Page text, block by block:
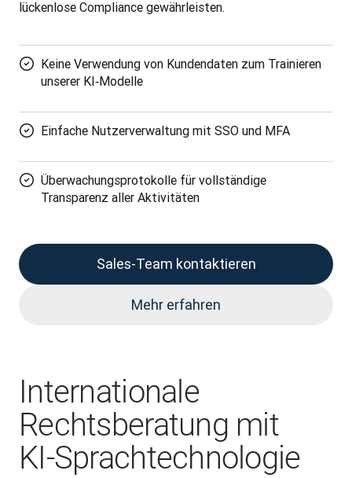
lückenlose Compliance gewährleisten.
Keine Verwendung von Kundendaten zum Trainieren
unserer KI‑Modelle
Einfache Nutzerverwaltung mit SSO und MFA
Überwachungsprotokolle für vollständige
Transparenz aller Aktivitäten
Sales-Team kontaktieren
Mehr erfahren
Internationale
Rechtsberatung mit
KI‑Sprachtechnologie